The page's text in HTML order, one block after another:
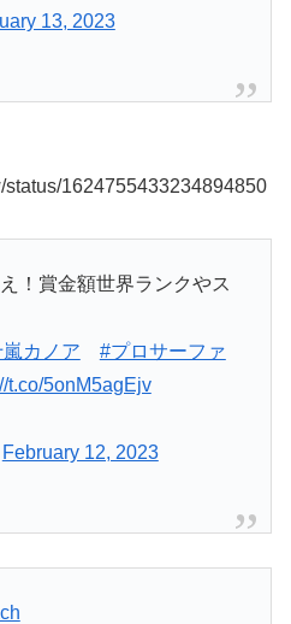
13, 2023
status/1624755433234894850
！賞金額世界ランクやス
カノア
#プロサーファ
t.co/5onM5agEjv
February 12, 2023